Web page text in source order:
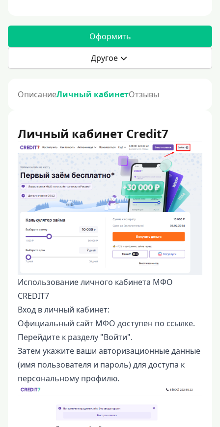
Оформить
Другое
ОписаниеЛичный кабинетОтзывы
Личный кабинет Credit7
Использование личного кабинета МФО
CREDIT7
Вход в личный кабинет:
Официальный сайт МФО доступен по ссылке.
Перейдите к разделу "Войти".
Затем укажите ваши авторизационные данные
(имя пользователя и пароль) для доступа к
персональному профилю.